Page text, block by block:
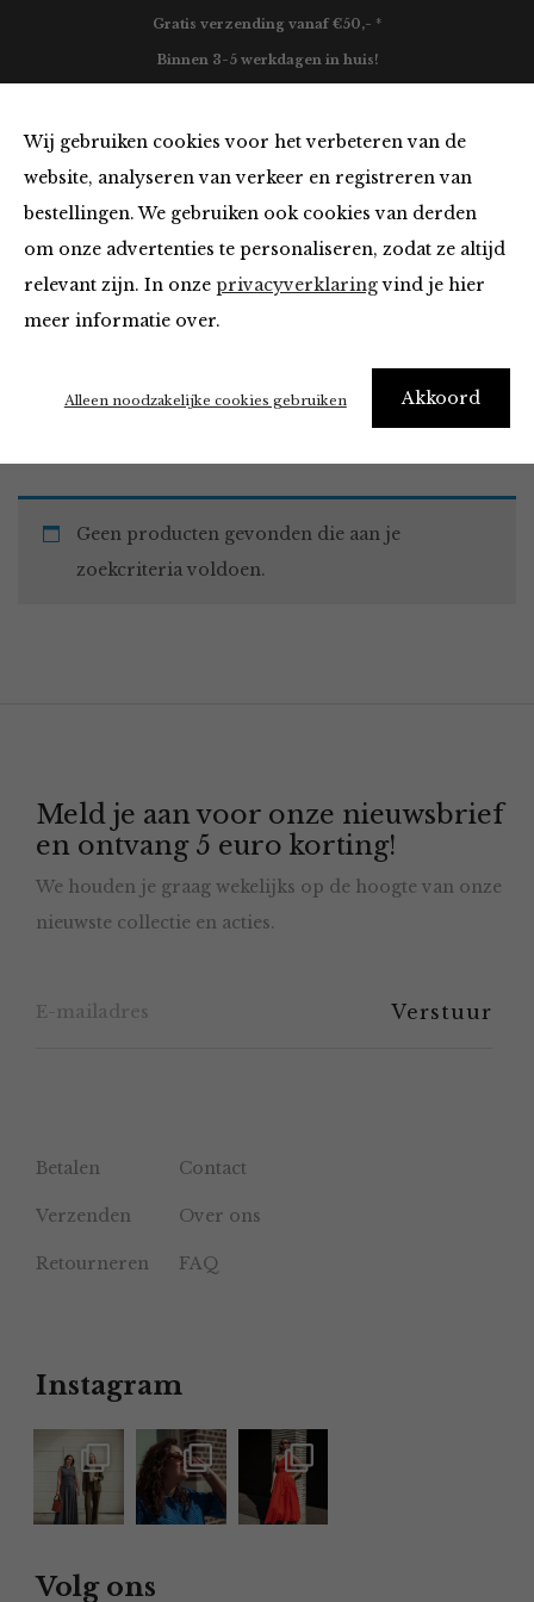
Wij gebruiken cookies voor het verbeteren van de
website, analyseren van verkeer en registreren van
bestellingen. We gebruiken ook cookies van derden
om onze advertenties te personaliseren, zodat ze altijd
relevant zijn. In onze privacyverklaringvind je hier
meer informatie over.
Akkoord
Alleen noodzakelijke cookies gebruiken
Gratis verzending vanaf €50,- *
Binnen 3-5 werkdagen in huis!
Must Haves
Home Winkel Accessoires Must Haves
Geen producten gevonden die aan je
zoekcriteria voldoen.
Meld je aan voor onze nieuwsbrief
en ontvang 5 euro korting!
We houden je graag wekelijks op de hoogte van onze
nieuwste collectie en acties.
Betalen Contact
Verzenden Over ons
Retourneren FAQ
Instagram
Volg ons